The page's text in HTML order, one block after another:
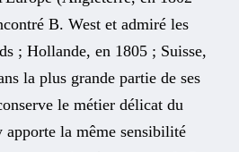
B. West et admiré les
; Hollande, en 1805 ; Suisse,
la plus grande partie de ses
le métier délicat du
la même sensibilité